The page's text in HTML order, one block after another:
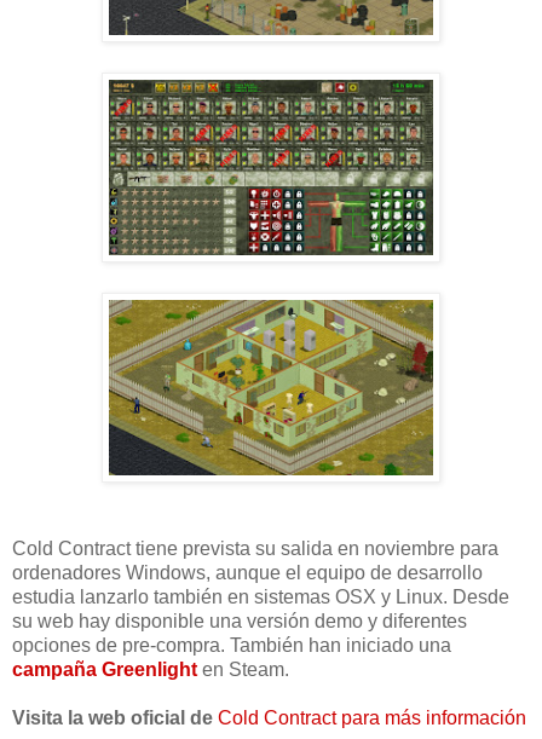
Cold Contract tiene prevista su salida en noviembre para
ordenadores Windows, aunque el equipo de desarrollo
estudia lanzarlo también en sistemas OSX y Linux. Desde
su web hay disponible una versión demo y diferentes
opciones de pre-compra. También han iniciado una
campaña Greenlight en Steam.
Visita la web oficial de Cold Contract para más información